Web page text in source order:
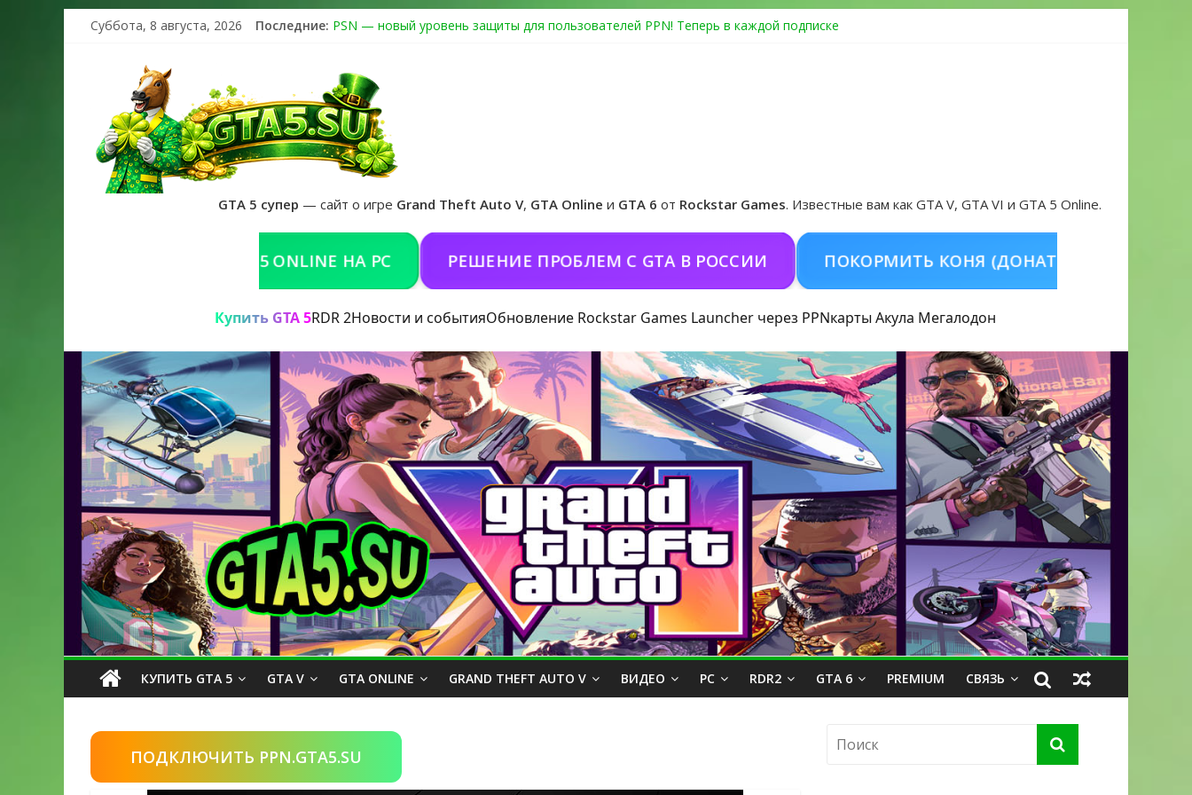
Суббота, 8 августа, 2026 Последние: PSN — новый уровень защиты для пользователей PPN! Теперь в каждой подписке
Получайте особые награды в GTA Online по программе Fine Art Collector
GTA 6 официальная обложка игры и Предзаказ Grand Theft Auto VI
GTA 5 супер — сайт о игре Grand Theft Auto V, GTA Online и GTA 6 от Rockstar Games. Известные вам как GTA V, GTA VI и GTA 5 Online.
КУПИТЬ GTA 5 ONLINE НА PC РЕШЕНИЕ ПРОБЛЕМ С GTA В РОССИИ ПОКОРМИТЬ КОНЯ (ДОНАТ)
Купить GTA 5RDR 2Новости и событияОбновление Rockstar Games Launcher через PPNкарты Акула Мегалодон
КУПИТЬ GTA 5 GTA V GTA ONLINE GRAND THEFT AUTO V ВИДЕО PC RDR2 GTA 6 PREMIUM СВЯЗЬ
ПОДКЛЮЧИТЬ PPN.GTA5.SU